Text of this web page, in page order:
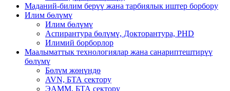
Маданий-билим берүү жана тарбиялык иштер борбору
Илим бөлүмү
Илим бөлүмү
Аспирантура бөлүмү, Докторантура, PHD
Илимий борборлор
Маалыматтык технологиялар жана санариптештирүү
бөлүмү
Бөлүм жөнүндө
AVN, БТА сектору
ЭАММ, БТА сектору